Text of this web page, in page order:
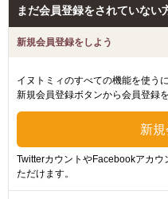
まだ会員登録をされていない
新規会員登録をしよう
イヌトミィのすべての機能を使う
新規会員登録ボタンから会員登録
TwitterカウントやFacebookアカ
ただけます。